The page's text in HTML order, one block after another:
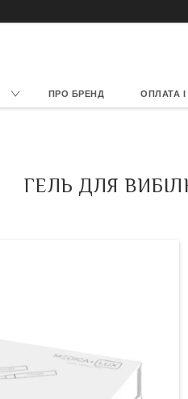
ПРО БРЕНД ОПЛАТА
ГЕЛЬ ДЛЯ